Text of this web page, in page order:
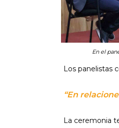
En el
Los panelistas
“En
La ceremonia